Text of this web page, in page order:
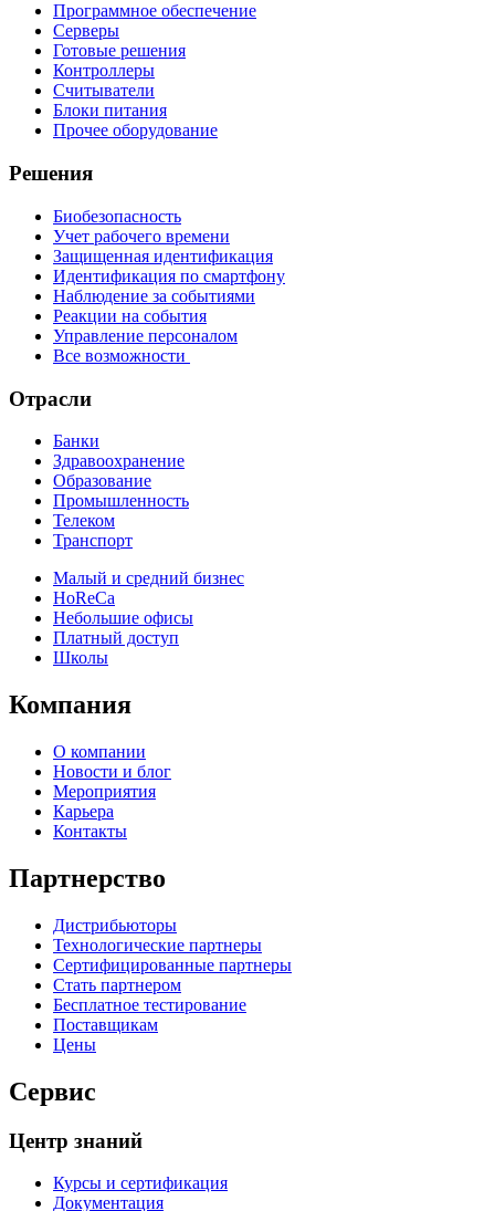
Программное обеспечение
Серверы
Готовые решения
Контроллеры
Считыватели
Блоки питания
Прочее оборудование
Решения
Биобезопасность
Учет рабочего времени
Защищенная идентификация
Идентификация по смартфону
Наблюдение за событиями
Реакции на события
Управление персоналом
Все возможности
Отрасли
Банки
Здравоохранение
Образование
Промышленность
Телеком
Транспорт
Малый и средний бизнес
HoReCa
Небольшие офисы
Платный доступ
Школы
Компания
О компании
Новости и блог
Мероприятия
Карьера
Контакты
Партнерство
Дистрибьюторы
Технологические партнеры
Сертифицированные партнеры
Стать партнером
Бесплатное тестирование
Поставщикам
Цены
Сервис
Центр знаний
Курсы и сертификация
Документация